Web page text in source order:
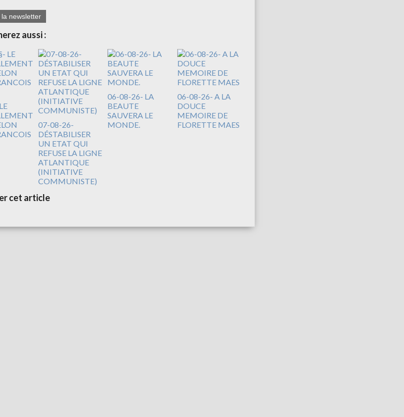
newsletter
aussi :
07-08-26-
DÉSTABILISER
UN ETAT QUI
REFUSE LA LIGNE
ATLANTIQUE
(INITIATIVE
COMMUNISTE)
06-08-26- LA
BEAUTE
SAUVERA LE
MONDE.
06-08-26- A LA
DOUCE
MEMOIRE DE
FLORETTE MAES
cet article